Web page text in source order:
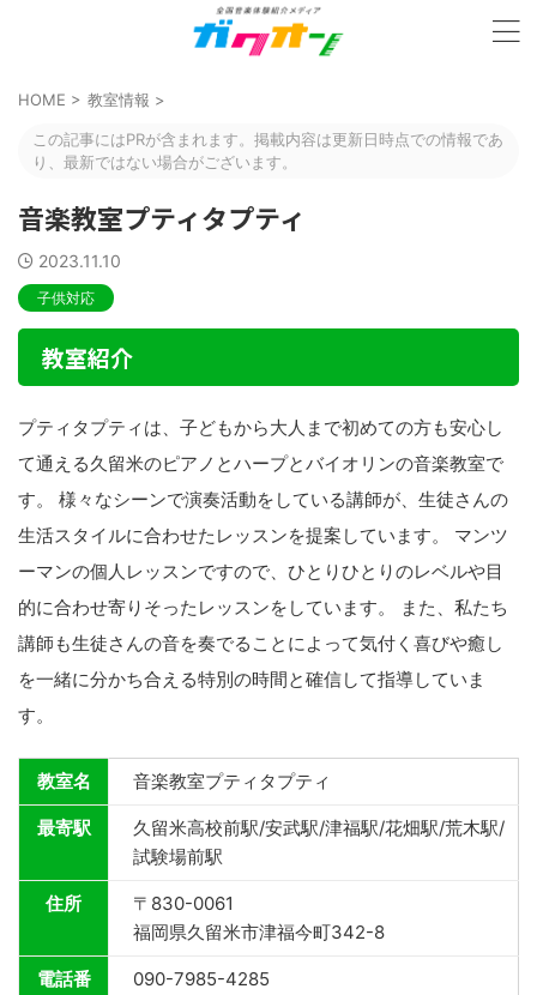
HOME > 教室情報 >
この記事にはPRが含まれます。掲載内容は更新日時点での情報であ
り、最新ではない場合がございます。
音楽教室プティタプティ
2023.11.10
子供対応
教室紹介
プティタプティは、子どもから大人まで初めての方も安心し
て通える久留米のピアノとハープとバイオリンの音楽教室で
す。 様々なシーンで演奏活動をしている講師が、生徒さんの
生活スタイルに合わせたレッスンを提案しています。 マンツ
ーマンの個人レッスンですので、ひとりひとりのレベルや目
的に合わせ寄りそったレッスンをしています。 また、私たち
講師も生徒さんの音を奏でることによって気付く喜びや癒し
を一緒に分かち合える特別の時間と確信して指導していま
す。
教室名 音楽教室プティタプティ
最寄駅
久留米高校前駅/安武駅/津福駅/花畑駅/荒木駅/
試験場前駅
住所
〒830-0061
福岡県久留米市津福今町342-8
電話番
090-7985-4285